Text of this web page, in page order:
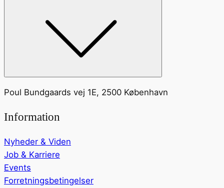
Poul Bundgaards vej 1E, 2500 København
Information
Nyheder & Viden
Job & Karriere
Events
Forretningsbetingelser